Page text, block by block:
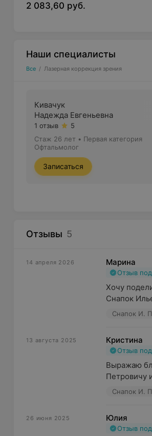
2 083,60 руб.
Наши специалисты
Все / Лазерная коррекция зрения
Кивачук
Надежда Евгеньевна
1 отзыв
5
Стаж 26 лет • Первая категория
Офтальмолог
Записаться
Отзывы 5
14 апреля 2026 Марина
Отзыв
Хочу
Снапок
Снапок И.
13 августа 2025 Кристина
Отзыв
Выражаю
Петровичу
Снапок И.
26 июня 2025 Юлия
Отзыв